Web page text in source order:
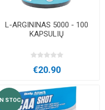
L-ARGININAS 5000 - 100
KAPSULIŲ
€20.90
IN STOC